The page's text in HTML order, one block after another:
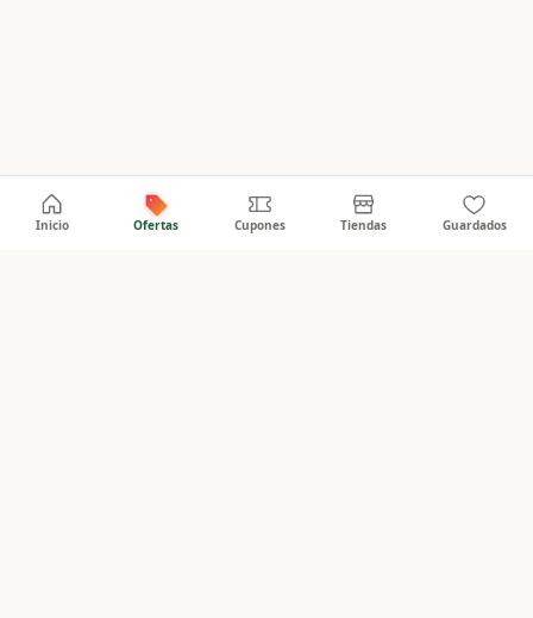
Inicio Ofertas Cupones Tiendas Guardados